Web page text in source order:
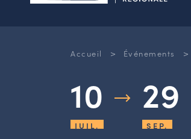
Accueil > Événements >
10
JUIL.
29
SEP.